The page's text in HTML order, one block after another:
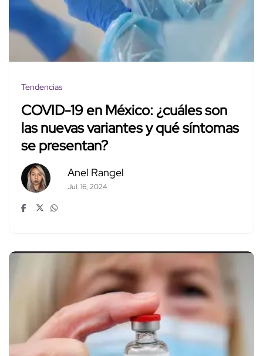
Tendencias
COVID-19 en México: ¿cuáles son
las nuevas variantes y qué síntomas
se presentan?
Anel Rangel
Jul. 16, 2024